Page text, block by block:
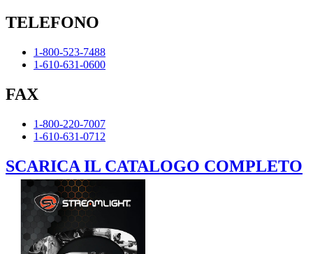
TELEFONO
1-800-523-7488
1-610-631-0600
FAX
1-800-220-7007
1-610-631-0712
SCARICA IL CATALOGO COMPLETO